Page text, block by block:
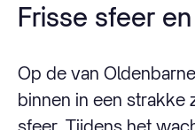
Frisse sfeer
Op de van
binnen in een strakke